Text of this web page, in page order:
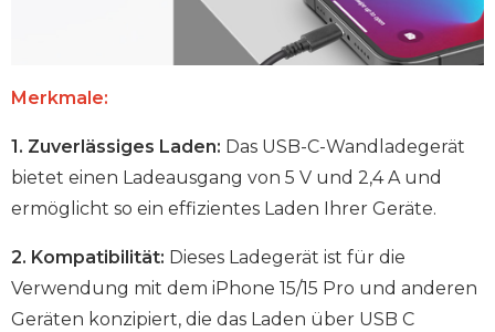
Merkmale:
1. Zuverlässiges Laden: Das USB-C-Wandladegerät
bietet einen Ladeausgang von 5 V und 2,4 A und
ermöglicht so ein effizientes Laden Ihrer Geräte.
2. Kompatibilität: Dieses Ladegerät ist für die
Verwendung mit dem iPhone 15/15 Pro und anderen
Geräten konzipiert, die das Laden über USB C